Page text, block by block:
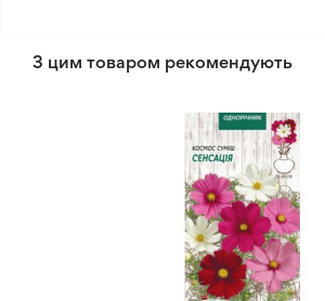
З цим товаром рекомендують